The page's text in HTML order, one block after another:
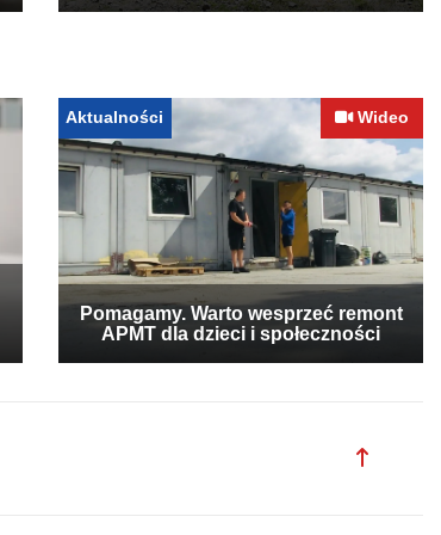
Aktualności Wideo
Pomagamy. Warto wesprzeć remont
APMT dla dzieci i społeczności